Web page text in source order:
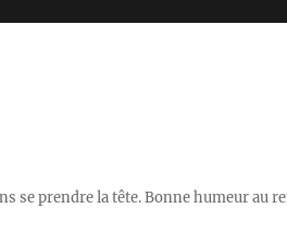
se prendre la tête. Bonne humeur au